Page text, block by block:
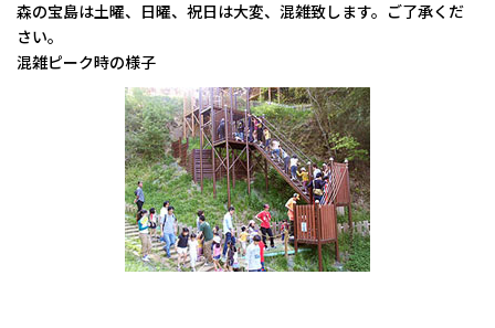
森の宝島は土曜、日曜、祝日は大変、混雑致します。ご了承くだ
さい。
混雑ピーク時の様子